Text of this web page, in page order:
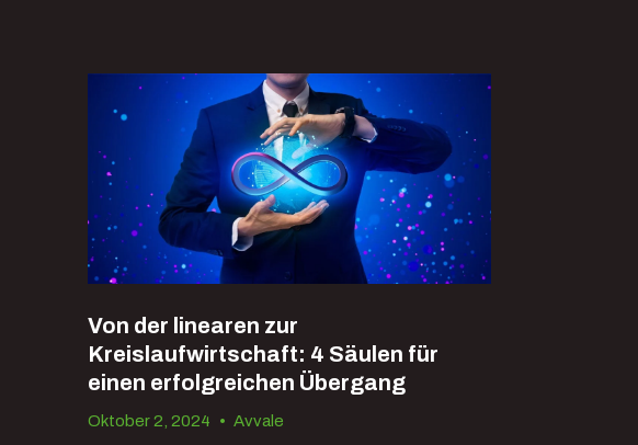
Von der linearen zur
Kreislaufwirtschaft: 4 Säulen für
einen erfolgreichen Übergang
Oktober 2, 2024 • Avvale